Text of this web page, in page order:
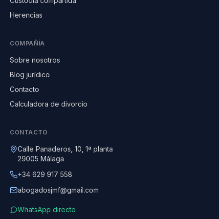
Herencias
COMPAÑÍA
Sobre nosotros
Blog jurídico
Contacto
Calculadora de divorcio
CONTACTO
Calle Panaderos, 10, 1ª planta
29005 Málaga
+34 629 917 558
abogadosjmf@gmail.com
WhatsApp directo